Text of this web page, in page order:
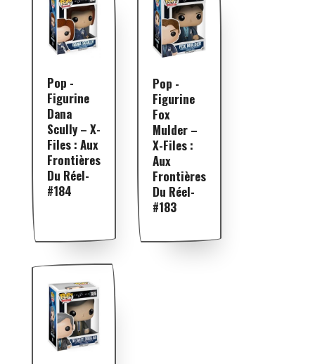
Pop -
Figurine
Dana
Scully – X-
Files : Aux
Frontières
Du Réel-
#184
Pop -
Figurine
Fox
Mulder –
X-Files :
Aux
Frontières
Du Réel-
#183